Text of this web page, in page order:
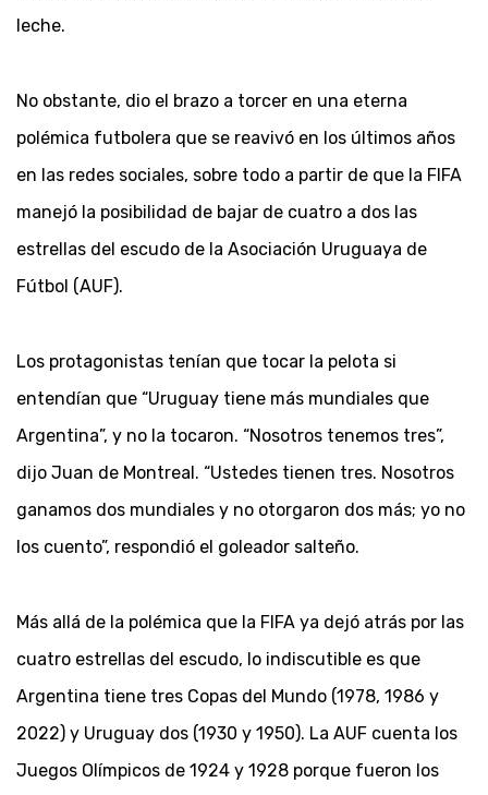
leche.
No obstante, dio el brazo a torcer en una eterna
polémica futbolera que se reavivó en los últimos años
en las redes sociales, sobre todo a partir de que la FIFA
manejó la posibilidad de bajar de cuatro a dos las
estrellas del escudo de la Asociación Uruguaya de
Fútbol (AUF).
Los protagonistas tenían que tocar la pelota si
entendían que “Uruguay tiene más mundiales que
Argentina”, y no la tocaron. “Nosotros tenemos tres”,
dijo Juan de Montreal. “Ustedes tienen tres. Nosotros
ganamos dos mundiales y no otorgaron dos más; yo no
los cuento”, respondió el goleador salteño.
Más allá de la polémica que la FIFA ya dejó atrás por las
cuatro estrellas del escudo, lo indiscutible es que
Argentina tiene tres Copas del Mundo (1978, 1986 y
2022) y Uruguay dos (1930 y 1950). La AUF cuenta los
Juegos Olímpicos de 1924 y 1928 porque fueron los